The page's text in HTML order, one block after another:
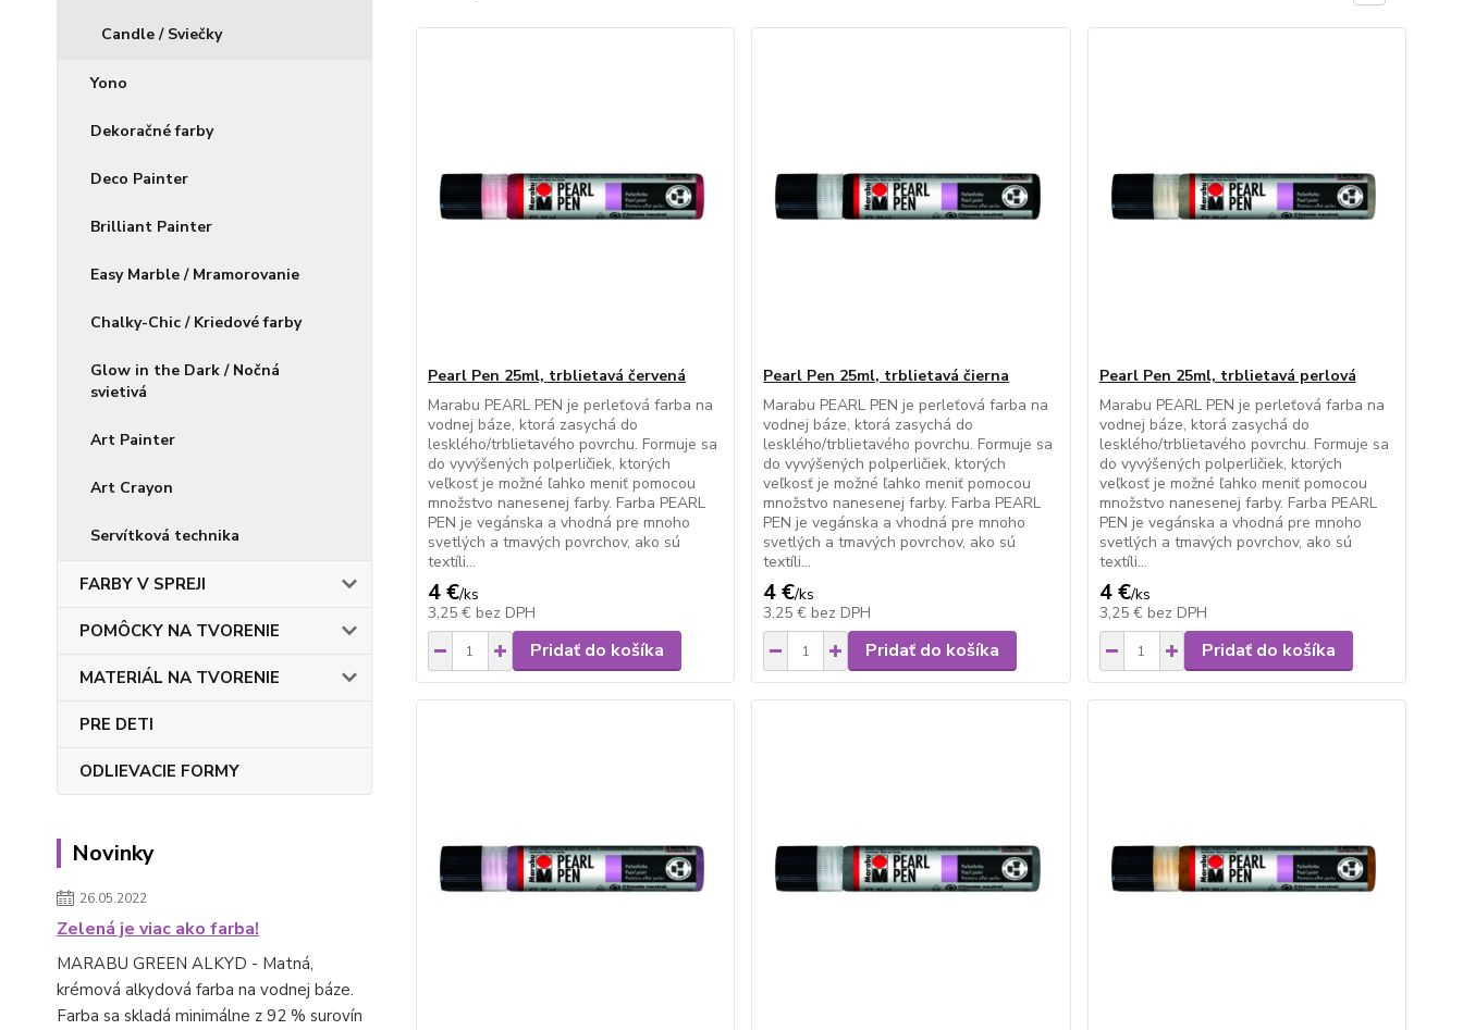
Candle / Sviečky
Yono
Dekoračné farby
Deco Painter
Brilliant Painter
Easy Marble / Mramorovanie
Chalky-Chic / Kriedové farby
Glow in the Dark / Nočná
svietivá
Art Painter
Art Crayon
Servítková technika
FARBY V SPREJI
POMÔCKY NA TVORENIE
MATERIÁL NA TVORENIE
PRE DETI
ODLIEVACIE FORMY
Novinky
26.05.2022
Zelená je viac ako farba!
MARABU GREEN ALKYD - Matná,
krémová alkydová farba na vodnej báze.
Farba sa skladá minimálne z 92 % surovín
Pearl Pen 25ml, trblietavá červená
Marabu PEARL PEN je perleťová farba na
vodnej báze, ktorá zasychá do
lesklého/trblietavého povrchu. Formuje sa
do vyvýšených polperličiek, ktorých
veľkosť je možné ľahko meniť pomocou
množstvo nanesenej farby. Farba PEARL
PEN je vegánska a vhodná pre mnoho
svetlých a tmavých povrchov, ako sú
textíli...
4 €/ks
3,25 € bez DPH
Pridať do košíka
Pearl Pen 25ml, trblietavá čierna
Marabu PEARL PEN je perleťová farba na
vodnej báze, ktorá zasychá do
lesklého/trblietavého povrchu. Formuje sa
do vyvýšených polperličiek, ktorých
veľkosť je možné ľahko meniť pomocou
množstvo nanesenej farby. Farba PEARL
PEN je vegánska a vhodná pre mnoho
svetlých a tmavých povrchov, ako sú
textíli...
4 €/ks
3,25 € bez DPH
Pridať do košíka
Pearl Pen 25ml, trblietavá perlová
Marabu PEARL PEN je perleťová farba na
vodnej báze, ktorá zasychá do
lesklého/trblietavého povrchu. Formuje sa
do vyvýšených polperličiek, ktorých
veľkosť je možné ľahko meniť pomocou
množstvo nanesenej farby. Farba PEARL
PEN je vegánska a vhodná pre mnoho
svetlých a tmavých povrchov, ako sú
textíli...
4 €/ks
3,25 € bez DPH
Pridať do košíka